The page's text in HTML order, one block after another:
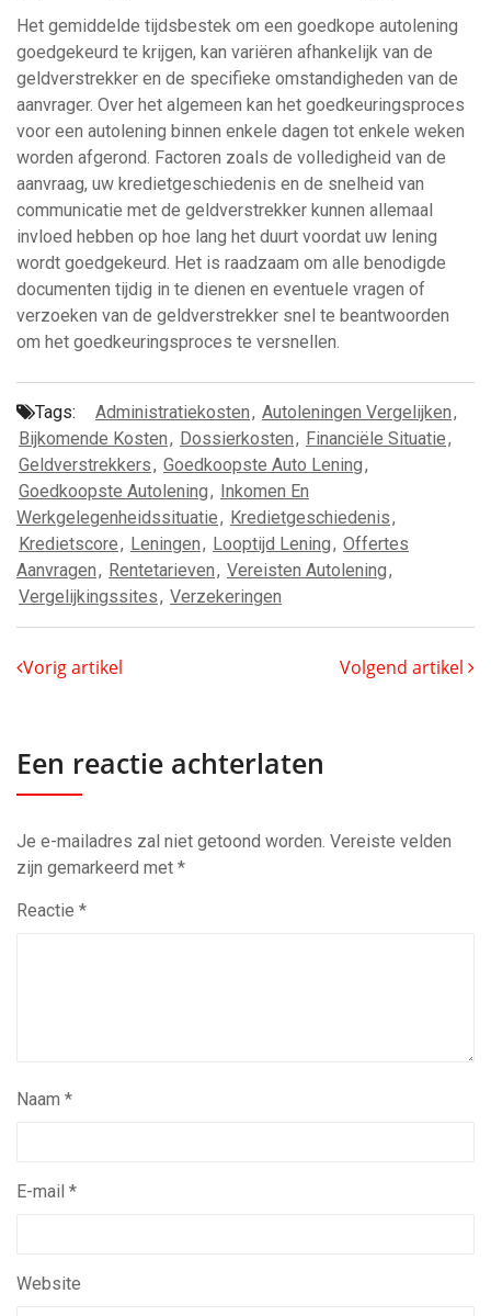
Het gemiddelde tijdsbestek om een goedkope autolening
goedgekeurd te krijgen, kan variëren afhankelijk van de
geldverstrekker en de specifieke omstandigheden van de
aanvrager. Over het algemeen kan het goedkeuringsproces
voor een autolening binnen enkele dagen tot enkele weken
worden afgerond. Factoren zoals de volledigheid van de
aanvraag, uw kredietgeschiedenis en de snelheid van
communicatie met de geldverstrekker kunnen allemaal
invloed hebben op hoe lang het duurt voordat uw lening
wordt goedgekeurd. Het is raadzaam om alle benodigde
documenten tijdig in te dienen en eventuele vragen of
verzoeken van de geldverstrekker snel te beantwoorden
om het goedkeuringsproces te versnellen.
Tags: Administratiekosten, Autoleningen Vergelijken,
Bijkomende Kosten, Dossierkosten, Financiële Situatie,
Geldverstrekkers, Goedkoopste Auto Lening,
Goedkoopste Autolening, Inkomen En
Werkgelegenheidssituatie, Kredietgeschiedenis,
Kredietscore, Leningen, Looptijd Lening, Offertes
Aanvragen, Rentetarieven, Vereisten Autolening,
Vergelijkingssites, Verzekeringen
Vorig artikel Volgend artikel
Een reactie achterlaten
Je e-mailadres zal niet getoond worden. Vereiste velden
zijn gemarkeerd met *
Reactie *
Naam *
E-mail *
Website